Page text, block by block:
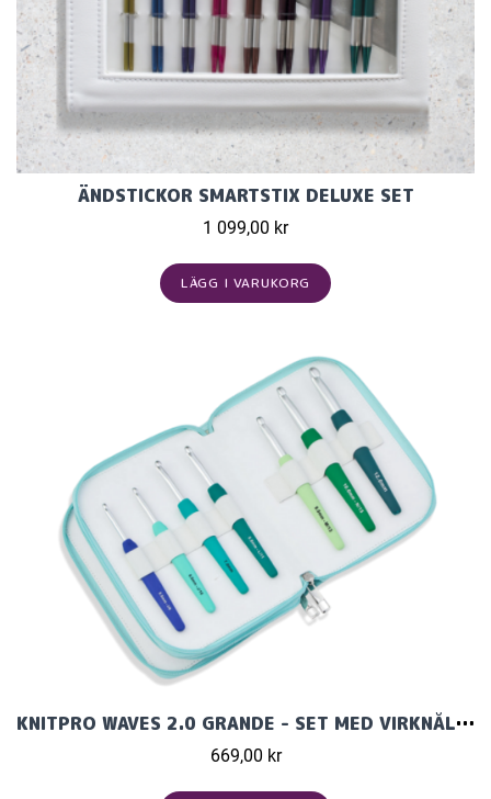
ÄNDSTICKOR SMARTSTIX DELUXE SET
1 099,00 kr
LÄGG I VARUKORG
KNITPRO WAVES 2.0 GRANDE - SET MED VIRKNÅLAR (14 ST)
669,00 kr